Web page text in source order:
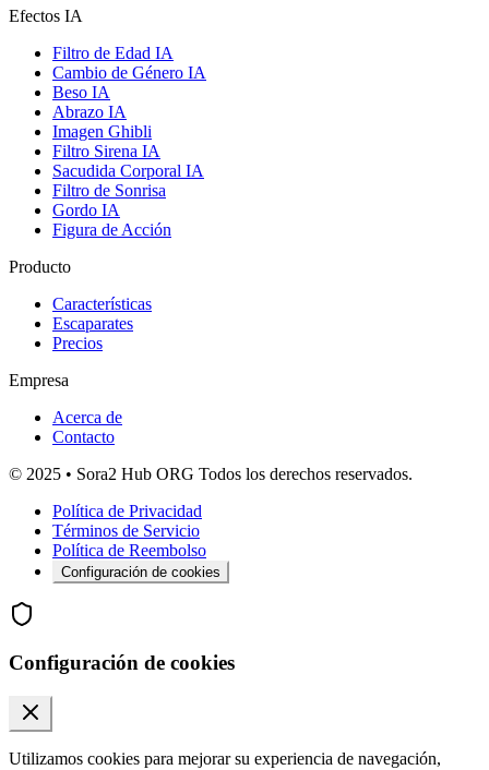
Efectos IA
Filtro de Edad IA
Cambio de Género IA
Beso IA
Abrazo IA
Imagen Ghibli
Filtro Sirena IA
Sacudida Corporal IA
Filtro de Sonrisa
Gordo IA
Figura de Acción
Producto
Características
Escaparates
Precios
Empresa
Acerca de
Contacto
© 2025 • Sora2 Hub ORG Todos los derechos reservados.
Política de Privacidad
Términos de Servicio
Política de Reembolso
Configuración de cookies
Configuración de cookies
Utilizamos cookies para mejorar su experiencia de navegación,